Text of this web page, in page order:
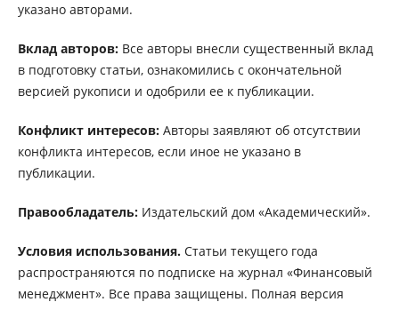
указано авторами.
Вклад авторов:Все авторы внесли существенный вклад
в подготовку статьи, ознакомились с окончательной
версией рукописи и одобрили ее к публикации.
Конфликт интересов:Авторы заявляют об отсутствии
конфликта интересов, если иное не указано в
публикации.
Правообладатель:Издательский дом «Академический».
Условия использования.Статьи текущего года
распространяются по подписке на журнал «Финансовый
менеджмент». Все права защищены. Полная версия